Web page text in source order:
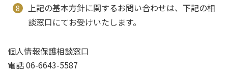
上記の基本方針に関するお問い合わせは、下記の相
談窓口にてお受けいたします。
個人情報保護相談窓口
電話 06-6643-5587